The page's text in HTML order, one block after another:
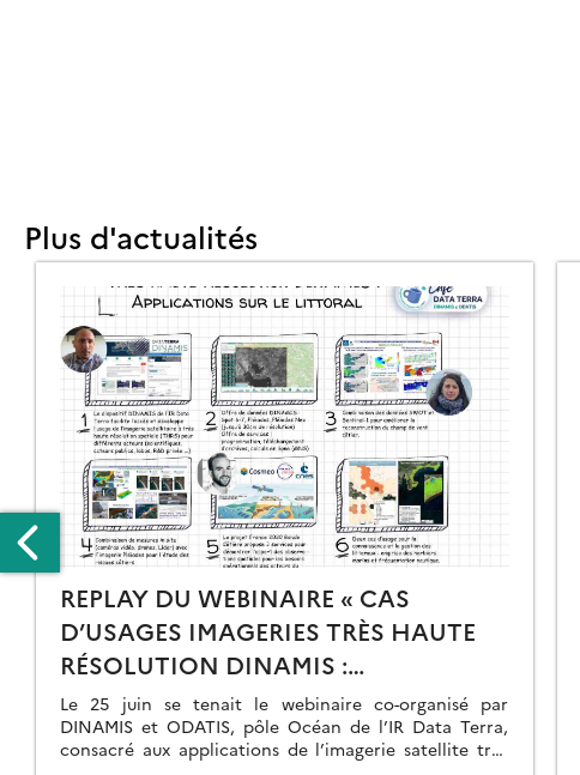
Plus d'actualités
REPLAY DU WEBINAIRE « CAS
D’USAGES IMAGERIES TRÈS HAUTE
RÉSOLUTION DINAMIS :
APPLICATIONS SUR LE LITTORAL »
Le 25 juin se tenait le webinaire co-organisé par
DINAMIS et ODATIS, pôle Océan de l’IR Data Terra,
consacré aux applications de l’imagerie satellite très